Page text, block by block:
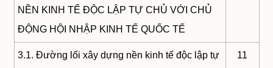
NỀN KINH TẾ ĐỘC LẬP TỰ CHỦ VỚI CHỦ
ĐỘNG HỘI NHẬP KINH TẾ QUỐC TẾ
3.1. Đường lối xây dựng nền kinh tế độc lập tự
11